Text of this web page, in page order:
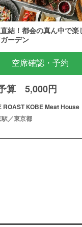
結！都会の真ん中で楽
ーデン
空席確認・予約
算 5,000円
ROAST KOBE Meat House
／東京都